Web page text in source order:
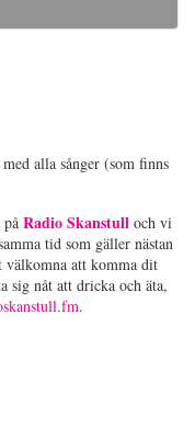
alla sånger (som finns
på Radio Skanstull och vi
tid som gäller nästan
välkomna att komma dit
sig nåt att dricka och äta,
.